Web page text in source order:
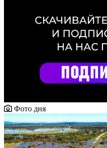
Фото дня